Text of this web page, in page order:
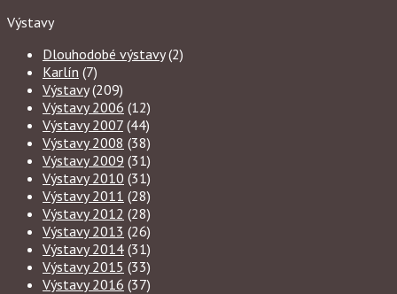
Výstavy
Dlouhodobé výstavy(2)
Karlín (7)
Výstavy(209)
Výstavy 2006 (12)
Výstavy 2007 (44)
Výstavy 2008 (38)
Výstavy 2009 (31)
Výstavy 2010 (31)
Výstavy 2011 (28)
Výstavy 2012 (28)
Výstavy 2013 (26)
Výstavy 2014 (31)
Výstavy 2015 (33)
Výstavy 2016 (37)